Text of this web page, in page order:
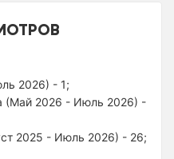
2026) - 1;
(Май 2026 - Июль 2026) -
2025 - Июль 2026) - 26;